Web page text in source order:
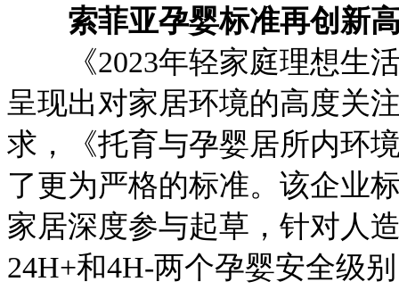
索菲亚孕婴标准再创新高
《2023年轻家庭理想生活
呈现出对家居环境的高度关
求，《托育与孕婴居所内环
了更为严格的标准。该企业
家居深度参与起草，针对人
24H+和4H-两个孕婴安全级